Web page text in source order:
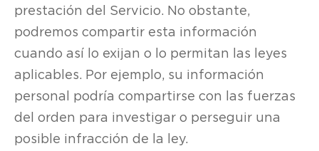
prestación del Servicio. No obstante,
podremos compartir esta información
cuando así lo exijan o lo permitan las leyes
aplicables. Por ejemplo, su información
personal podría compartirse con las fuerzas
del orden para investigar o perseguir una
posible infracción de la ley.